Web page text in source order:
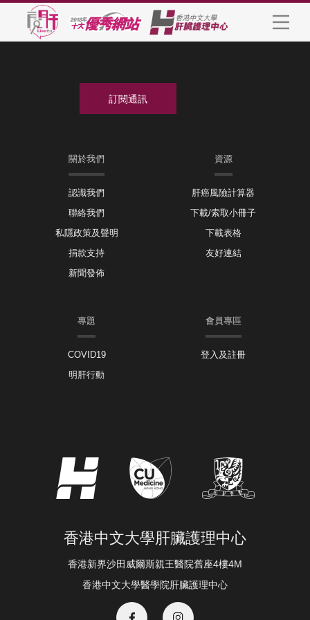
關於我們
認識我們
聯絡我們
私隱政策及聲明
捐款支持
新聞發佈
資源
肝癌風險計算器
下載/索取小冊子
下載表格
友好連結
專題
COVID19
明肝行動
會員專區
登入及註冊
香港中文大學肝臟護理中心
香港新界沙田威爾斯親王醫院舊座4樓4M
香港中文大學醫學院肝臟護理中心